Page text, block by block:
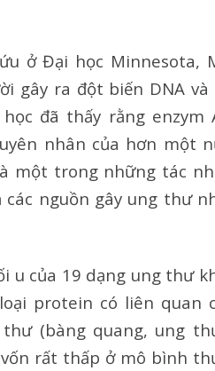
khám bác sĩ
năng lực
giá dịch vụ
ở Đại học Minnesota,
gây ra đột biến DNA
đã thấy rằng enzym
nhân của hơn một
một trong những tác
các nguồn gây ung thư
u của 19 dạng ung thư
loại protein có liên quan
(bàng quang, ung
rất thấp ở mô bình